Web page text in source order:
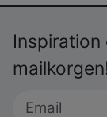
Inspiration